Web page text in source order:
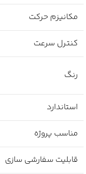
مکانیزم حرکت
کنترل سرعت
رنگ
استاندارد
مناسب پروژه
قابلیت سفارشی سازی